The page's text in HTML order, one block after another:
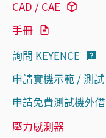
CAD / CAE
手冊
詢問 KEYENCE
申請實機示範 / 測試
申請免費測試機外借
壓力感測器